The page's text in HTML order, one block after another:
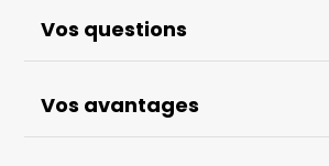
Vos questions
Vos avantages